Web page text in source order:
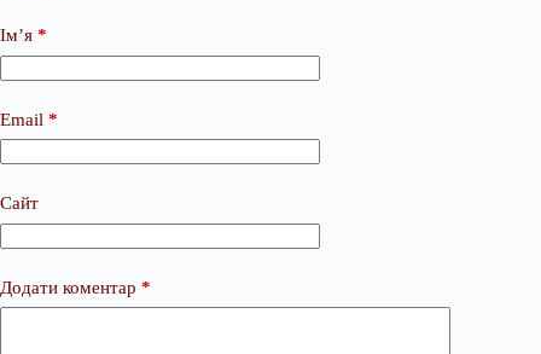
Ім’я *
Email *
Сайт
Додати коментар *